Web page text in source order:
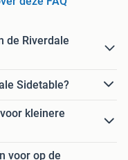
de Riverdale
Sidetable?
kleinere
voor op de